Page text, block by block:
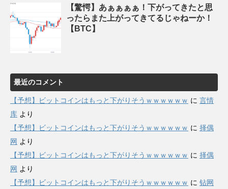
【驚愕】あぁぁぁぁ！下がってきたと思
ったらまた上がってきてるじゃねーか！
【BTC】
最近のコメント
【予想】ビットコインはもっと下がりそうｗｗｗｗｗｗ に 言情
库 より
【予想】ビットコインはもっと下がりそうｗｗｗｗｗｗ に 择偶
网 より
【予想】ビットコインはもっと下がりそうｗｗｗｗｗｗ に 择偶
网 より
【予想】ビットコインはもっと下がりそうｗｗｗｗｗｗ に 钻网